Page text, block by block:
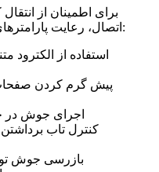
برای اطمینان از
اتصال، رعایت پارامترهای زیر در جوشکاری الزامی است:
استفاده از
پیش‌ گرم کردن
اجرای جوش در
کنترل تاب‌
بازرسی جوش